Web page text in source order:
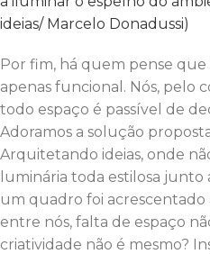
Por fim, há quem pense
apenas funcional. Nós, pelo
todo espaço é passível de
Adoramos a solução
Arquitetando ideias, onde
luminária toda estilosa junto
um quadro foi acrescentado
entre nós, falta de espaço
criatividade não é mesmo?